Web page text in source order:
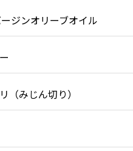
ージンオリーブオイル
（みじん切り）